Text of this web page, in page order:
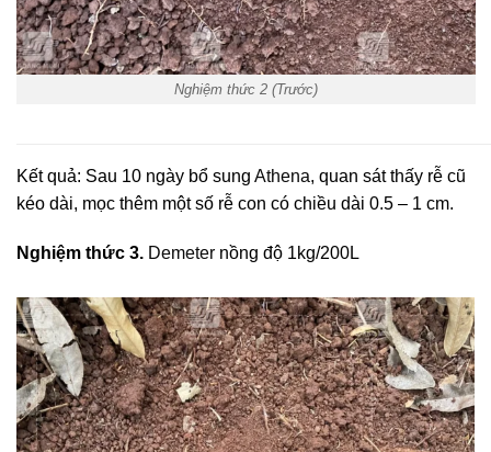
Nghiệm thức 2 (Trước)
Kết quả: Sau 10 ngày bổ sung Athena, quan sát thấy rễ cũ
kéo dài, mọc thêm một số rễ con có chiều dài 0.5 – 1 cm.
Nghiệm thức 3. Demeter nồng độ 1kg/200L